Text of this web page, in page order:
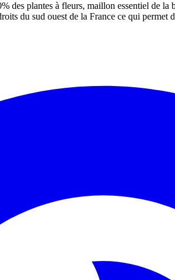
des plantes à fleurs, maillon essentiel de
du sud ouest de la France ce qui